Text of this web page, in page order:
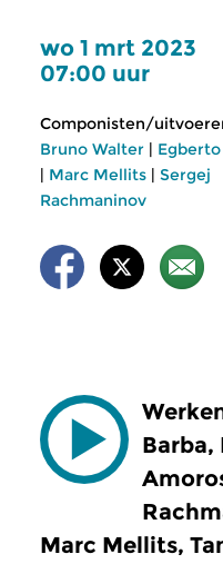
wo 1 mrt 2023
07:00 uur
Componisten/
Bruno Walter |
| Marc Mellits | Sergej
Rachmaninov
Barba,
Marc Mellits,